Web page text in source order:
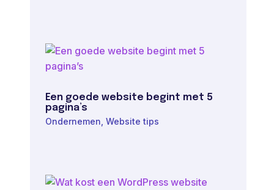
Een goede website begint met 5
pagina’s
Ondernemen Website tips